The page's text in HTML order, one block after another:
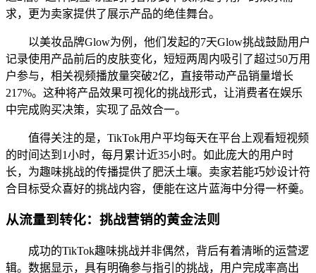
求，更为卖家提供了展示产品的绝佳舞台。
以美妆品牌Glow为例，他们发起的7天Glow挑战鼓励用户
记录使用产品前后的皮肤变化，短短两周内吸引了超过50万用
户参与，相关视频播放量突破2亿，直接带动产品销量增长
217%。这种将产品效果可视化的挑战形式，让消费者在娱乐
中完成购买决策，实现了品效合一。
值得关注的是，TikTok用户平均每天在平台上观看短视频
的时间达到1小时，每月累计近35小时。如此庞大的用户时
长，为趣味挑战的传播提供了肥沃土壤。卖家若能巧妙设计符
合目标受众喜好的挑战内容，便能在这片蓝海中分得一杯羹。
从流量到转化：挑战营销的黄金法则
成功的TikTok趣味挑战并非偶然，背后有着清晰的运营逻
辑。数据显示，具有明确参与指引的挑战，用户完成率高出